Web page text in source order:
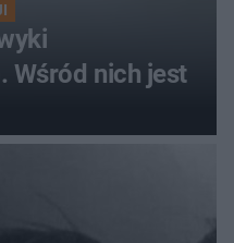
Wśród nich jest